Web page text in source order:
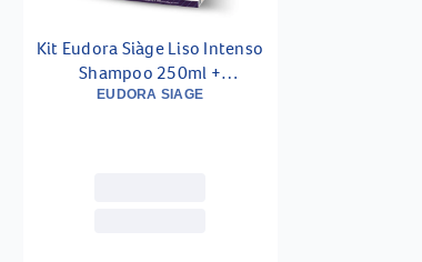
Kit Eudora Siàge Liso Intenso
Shampoo 250ml +
Condicionador 125ml
EUDORA SIAGE